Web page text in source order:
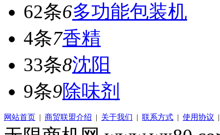
62条6多功能包装机
4条7香精
33条8沈阳
9条9除味剂
网站首页 | 商贸联盟介绍 | 关于我们 | 联系方式 | 使用协议